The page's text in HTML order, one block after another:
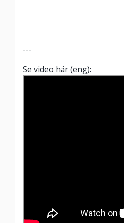
---
Se video här (eng):